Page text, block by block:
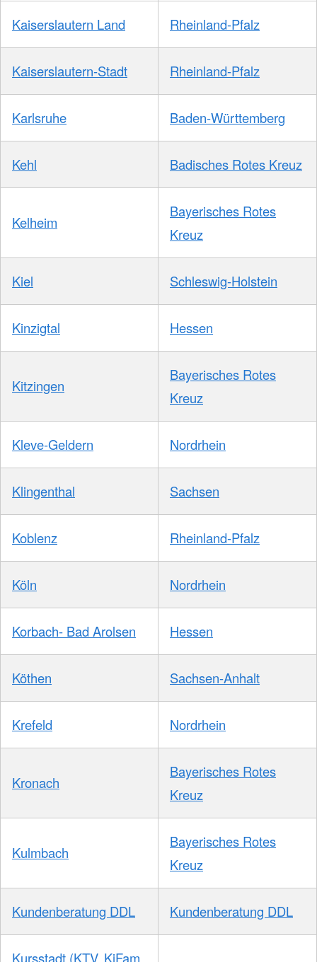
Kaiserslautern Land Rheinland-Pfalz
Kaiserslautern-Stadt Rheinland-Pfalz
Karlsruhe Baden-Württemberg
Kehl Badisches Rotes Kreuz
Kelheim
Bayerisches Rotes
Kreuz
Kiel Schleswig-Holstein
Kinzigtal Hessen
Kitzingen
Bayerisches Rotes
Kreuz
Kleve-Geldern Nordrhein
Klingenthal Sachsen
Koblenz Rheinland-Pfalz
Köln Nordrhein
Korbach- Bad Arolsen Hessen
Köthen Sachsen-Anhalt
Krefeld Nordrhein
Kronach
Bayerisches Rotes
Kreuz
Kulmbach
Bayerisches Rotes
Kreuz
Kundenberatung DDL Kundenberatung DDL
Kursstadt (KTV, KiFam,